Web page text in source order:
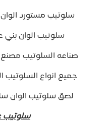
سلوتيب مستورد الوان Adhesive Color Tape
سلوتيب الوان بني
صناعه السلوتيب
جميع انواع السلوتيب
لصق سلوتيب الوان
سلوتيب